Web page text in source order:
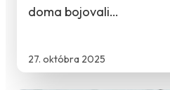
27. októbra 2025
doma bojovali…